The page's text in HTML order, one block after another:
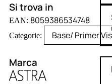
Si trova in
EAN: 8059386534748
Categorie: Base/ Primer
Marca